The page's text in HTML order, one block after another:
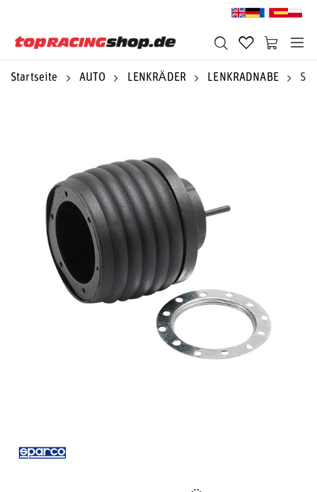
Startseite AUTO LENKRÄDER LENKRADNABE